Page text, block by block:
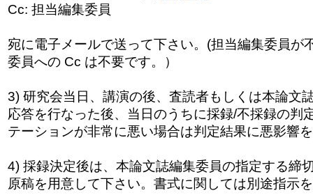
Cc: 担当編集委員
宛に電子メールで送って下さい。(担当編集委員が
委員への Cc は不要です。）
3) 研究会当日、講演の後、査読者もしくは本論文
応答を行なった後、当日のうちに採録/不採録の判
テーションが非常に悪い場合は判定結果に悪影響
4) 採録決定後は、本論文誌編集委員の指定する締
原稿を用意して下さい。書式に関しては別途指示